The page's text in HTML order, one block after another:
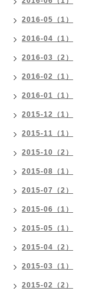
2016-05（1）
2016-04（1）
2016-03（2）
2016-02（1）
2016-01（1）
2015-12（1）
2015-11（1）
2015-10（2）
2015-08（1）
2015-07（2）
2015-06（1）
2015-05（1）
2015-04（2）
2015-03（1）
2015-02（2）